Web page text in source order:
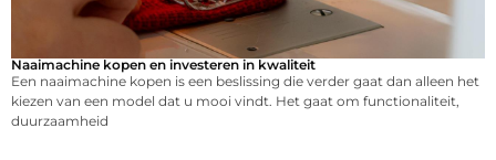
Naaimachine kopen en investeren in kwaliteit
Een naaimachine kopen is een beslissing die verder gaat dan alleen het
kiezen van een model dat u mooi vindt. Het gaat om functionaliteit,
duurzaamheid